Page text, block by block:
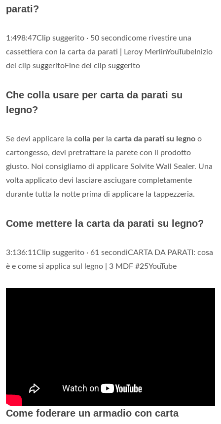
parati?
1:498:47Clip suggerito · 50 secondicome rivestire una
cassettiera con la carta da parati | Leroy MerlinYouTubeInizio
del clip suggeritoFine del clip suggerito
Che colla usare per carta da parati su
legno?
Se devi applicare la colla per la carta da parati su legno o
cartongesso, devi pretrattare la parete con il prodotto
giusto. Noi consigliamo di applicare Solvite Wall Sealer. Una
volta applicato devi lasciare asciugare completamente
durante tutta la notte prima di applicare la tappezzeria.
Come mettere la carta da parati su legno?
3:136:11Clip suggerito · 61 secondiCARTA DA PARATI: cosa
è e come si applica sul legno | 3 MDF #25YouTube
Come foderare un armadio con carta